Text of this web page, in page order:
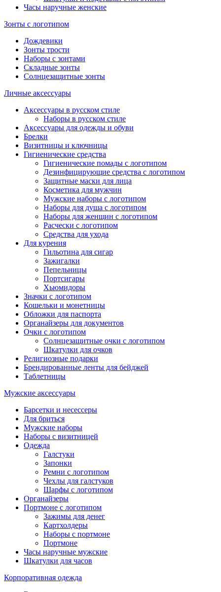
Часы наручные женские
Зонты с логотипом
Дождевики
Зонты трости
Наборы с зонтами
Складные зонты
Солнцезащитные зонты
Личные аксессуары
Аксессуары в русском стиле
Наборы в русском стиле
Аксессуары для одежды и обуви
Брелки
Визитницы и ключницы
Гигиенические средства
Гигиенические помады с логотипом
Дезинфицирующие средства с логотипом
Защитные маски для лица
Косметика для мужчин
Мужские наборы с логотипом
Наборы для душа с логотипом
Наборы для женщин с логотипом
Расчески с логотипом
Средства для ухода
Для курения
Гильотина для сигар
Зажигалки
Пепельницы
Портсигары
Хьюмидоры
Значки с логотипом
Кошельки и монетницы
Обложки для паспорта
Органайзеры для документов
Очки с логотипом
Солнцезащитные очки с логотипом
Шкатулки для очков
Религиозные подарки
Брендированные ленты для бейджей
Таблетницы
Мужские аксессуары
Барсетки и несессеры
Для бриться
Мужские наборы
Наборы с визитницей
Одежда
Галстуки
Запонки
Ремни с логотипом
Чехлы для галстуков
Шарфы с логотипом
Органайзеры
Портмоне с логотипом
Зажимы для денег
Картхолдеры
Наборы с портмоне
Портмоне
Часы наручные мужские
Шкатулки для часов
Корпоративная одежда